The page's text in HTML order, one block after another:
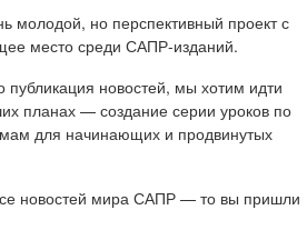
молодой, но перспективный проект с
место среди САПР-изданий.
публикация новостей, мы хотим идти
планах — создание серии уроков по
для начинающих и продвинутых
новостей мира САПР — то вы пришли